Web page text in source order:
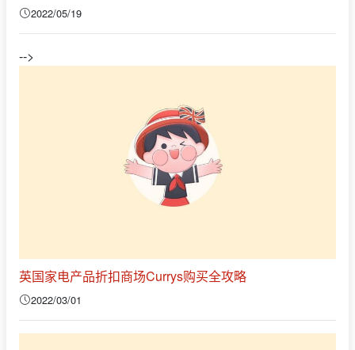
2022/05/19
-->
英国家电产品折扣商场Currys购买全攻略
2022/03/01